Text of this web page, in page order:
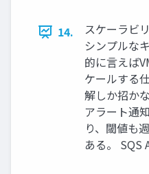
14.
スケーラビ
シンプルな
的に言えば
ケールする
解しか招か
アラート通
り、閾値も
ある。 SQS